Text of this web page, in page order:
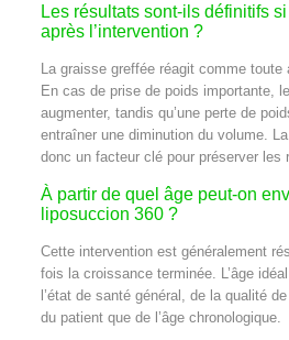
Les résultats sont-ils définitifs
après l’intervention ?
La graisse greffée réagit comme toute
En cas de prise de poids importante,
augmenter, tandis qu’une perte de
entraîner une diminution du volume.
donc un facteur clé pour préserver les
À partir de quel âge peut-on
liposuccion 360 ?
Cette intervention est généralement
fois la croissance terminée. L’âge
l’état de santé général, de la qualité
du patient que de l’âge chronologique.